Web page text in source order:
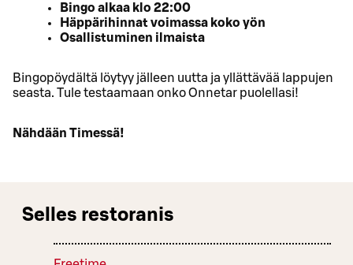
Bingo alkaa klo 22:00
Häppärihinnat voimassa koko yön
Osallistuminen ilmaista
Bingopöydältä löytyy jälleen uutta ja yllättävää lappujen
seasta. Tule testaamaan onko Onnetar puolellasi!
Nähdään Timessä!
Selles restoranis